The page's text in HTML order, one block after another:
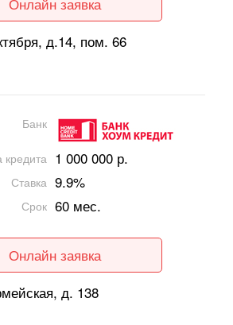
д.14, пом. 66
Банк
1 000 000 р.
Ставка 9.9%
Срок 60 мес.
Онлайн заявка
д. 138